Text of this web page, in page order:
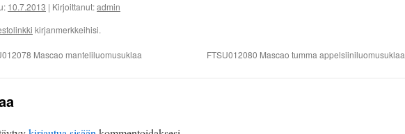
10.7.2013 | Kirjoittanut:admin
kirjanmerkkeihisi.
Mascao manteliluomusuklaa FTSU012080 Mascao tumma appelsiiniluomusuklaa